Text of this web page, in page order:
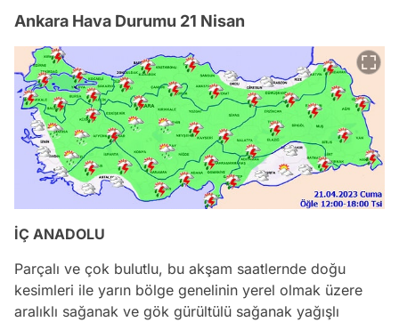
Ankara Hava Durumu 21 Nisan
İÇ ANADOLU
Parçalı ve çok bulutlu, bu akşam saatlernde doğu
kesimleri ile yarın bölge genelinin yerel olmak üzere
aralıklı sağanak ve gök gürültülü sağanak yağışlı